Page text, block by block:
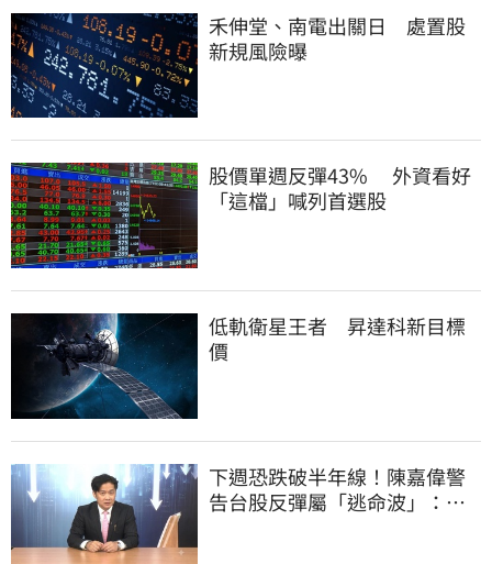
禾伸堂、南電出關日 處置股
新規風險曝
股價單週反彈43% 外資看好
「這檔」喊列首選股
低軌衛星王者 昇達科新目標
價
下週恐跌破半年線！陳嘉偉警
告台股反彈屬「逃命波」：空